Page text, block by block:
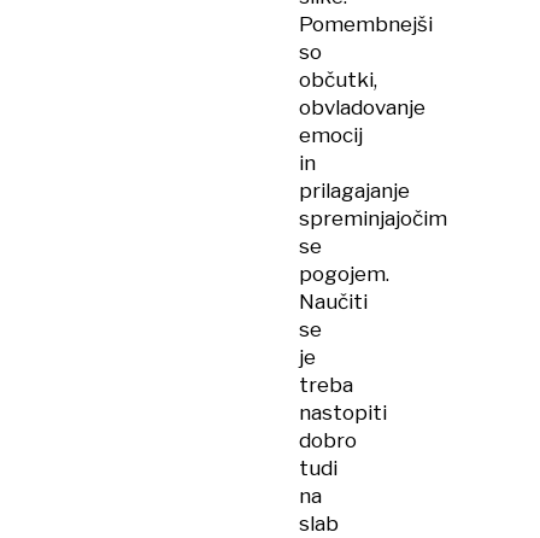
Pomembnejši
so
občutki,
obvladovanje
emocij
in
prilagajanje
spreminjajočim
se
pogojem.
Naučiti
se
je
treba
nastopiti
dobro
tudi
na
slab